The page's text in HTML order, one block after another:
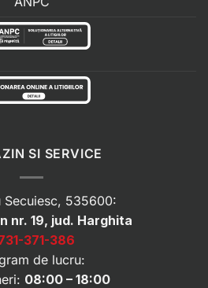
SI SERVICE
Secuiesc, 535600:
nr. 19, jud. Harghita
371-386
de lucru:
08:00 – 18:00